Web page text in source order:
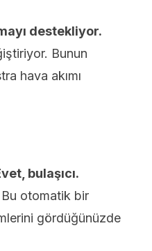
destekliyor.
Bunun
hava akımı
bulaşıcı.
otomatik bir
gördüğünüzde